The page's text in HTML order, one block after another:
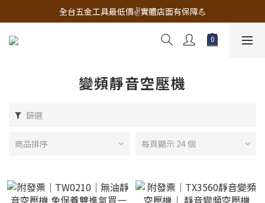
🔧電動工具&五金唯一首選 宇慶五金網拍🔧
全台五金工具最低價✌️實體店面有保障💪
配有專業維修部門🔧品質保修一年📌
變頻靜音空壓機
篩選
商品排序 每頁顯示 24 個